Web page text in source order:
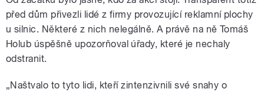
před dům přivezli lidé z firmy provozující reklamní plochy
u silnic. Některé z nich nelegálně. A právě na ně Tomáš
Holub úspěšně upozorňoval úřady, které je nechaly
odstranit.
„Naštvalo to tyto lidi, kteří zintenzivnili své snahy o